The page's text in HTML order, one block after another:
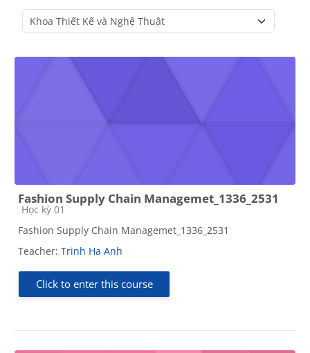
Course categories
Fashion Supply Chain Managemet_1336_2531
Course category
Học kỳ 01
Fashion Supply Chain Managemet_1336_2531
Teacher: Trinh Ha Anh
Click to enter this course